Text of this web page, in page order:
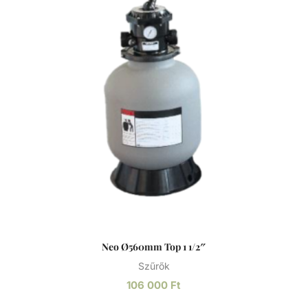
Neo Ø560mm Top 1 1/2″
Szűrők
106 000 Ft